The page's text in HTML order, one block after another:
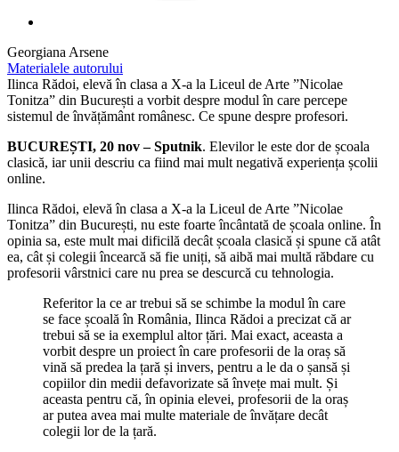
Georgiana Arsene
Materialele autorului
Ilinca Rădoi, elevă în clasa a X-a la Liceul de Arte ”Nicolae
Tonitza” din București a vorbit despre modul în care percepe
sistemul de învățământ românesc. Ce spune despre profesori.
BUCUREȘTI, 20 nov – Sputnik. Elevilor le este dor de școala
clasică, iar unii descriu ca fiind mai mult negativă experiența școlii
online.
Ilinca Rădoi, elevă în clasa a X-a la Liceul de Arte ”Nicolae
Tonitza” din București, nu este foarte încântată de școala online. În
opinia sa, este mult mai dificilă decât școala clasică și spune că atât
ea, cât și colegii încearcă să fie uniți, să aibă mai multă răbdare cu
profesorii vârstnici care nu prea se descurcă cu tehnologia.
Referitor la ce ar trebui să se schimbe la modul în care
se face școală în România, Ilinca Rădoi a precizat că ar
trebui să se ia exemplul altor țări. Mai exact, aceasta a
vorbit despre un proiect în care profesorii de la oraș să
vină să predea la țară și invers, pentru a le da o șansă și
copiilor din medii defavorizate să învețe mai mult. Și
aceasta pentru că, în opinia elevei, profesorii de la oraș
ar putea avea mai multe materiale de învățare decât
colegii lor de la țară.